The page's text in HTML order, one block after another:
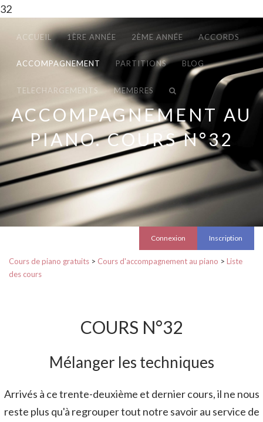
32
ACCUEIL 1ÈRE ANNÉE 2ÈME ANNÉE ACCORDS
ACCOMPAGNEMENT PARTITIONS BLOG
TELECHARGEMENTS MEMBRES
ACCOMPAGNEMENT AU
PIANO. COURS N°32
Connexion Inscription
Cours de piano gratuits > Cours d'accompagnement au piano > Liste
des cours
COURS N°32
Mélanger les techniques
Arrivés à ce trente-deuxième et dernier cours, il ne nous
reste plus qu'à regrouper tout notre savoir au service de